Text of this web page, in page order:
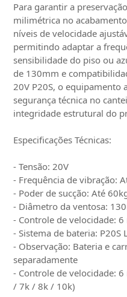
Para garantir a
milimétrica no
níveis de velocidade
permitindo adaptar a
sensibilidade do piso ou
de 130mm e
20V P20S, o equipamento
segurança técnica no
integridade estrutural do
Especificações Técnicas:
- Tensão: 20V
- Frequência de vibração:
- Poder de sucção: Até
- Diâmetro da ventosa:
- Controle de velocidade:
- Sistema de bateria: P20S
- Observação: Bateria e
separadamente
- Controle de velocidade:
/ 7k / 8k / 10k)